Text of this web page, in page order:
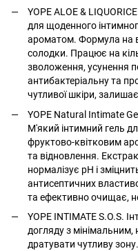
YOPE ALOE &
для щоденного
ароматом. Формула на
солодки. Працює на
зволоження, усунення
антибактеріальну та
чутливої шкіри, залишає
YOPE Natural Intimate
М'який інтимний гель
фруктово-квітковим
та відновлення.
нормалізує pH і
антисептичних
та ефективно очищає,
YOPE INTIMATE S.O.S.
догляду з
дратувати чутливу